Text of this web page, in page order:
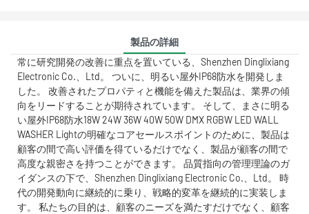
製品の詳細
常に研究開発の改善に重点を置いている、Shenzhen Dinglixiang
Electronic Co.、Ltd。 ついに、明るい屋外IP68防水を開発しま
した。 改善されたプロパティと機能を備えた製品は、業界の傾
向をリードすることが期待されています。 そして、まさに明る
い屋外IP68防水18W 24W 36W 40W 50W DMX RGBW LED WALL
WASHER Lightの明確なコアセールスポイントのために、製品は
顧客の間で高い評価を得ているだけでなく、製品が顧客の間で
高度な親密さを持つことができます。 品質指向の管理理論のガ
イダンスの下で、Shenzhen Dinglixiang Electronic Co.、Ltd。 時
代の開発動向に継続的に乗り、戦略的変革を継続的に実装しま
す。 私たちの目的は、顧客のニーズを満たすだけでなく、顧客